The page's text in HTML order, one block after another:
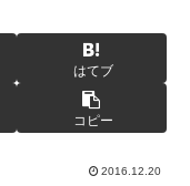
はてブ
コピー
2016.12.20